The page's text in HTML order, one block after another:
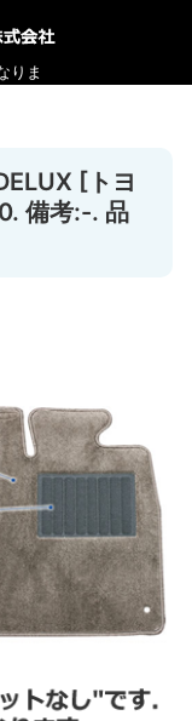
[トヨ
備考:-. 品